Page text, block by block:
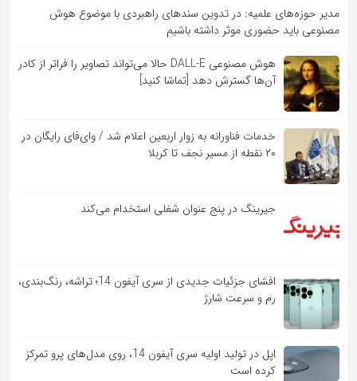
مدیر حوزه‌های علمیه: در تدوین سندهای راهبردی با موضوع هوش
مصنوعی باید حضوری موثر داشته باشیم
هوش مصنوعی DALL-E حالا می‌تواند تصاویر را فراتر از کادر
آن‌ها گسترش دهد [تماشا کنید]
خدمات فناورانه به زوار اربعین اعلام شد / وای‌فای رایگان در
۲۰ نقطه از مسیر نجف تا کربلا
جیرینگ در پنج عنوان شغلی استخدام می‌کند
افشای جزئیات جدیدی از سری آیفون 14؛ تراشه، رنگ‌بندی،
رم و سرعت شارژ
اپل در تولید اولیه سری آیفون 14، روی مدل‌های پرو تمرکز
کرده است